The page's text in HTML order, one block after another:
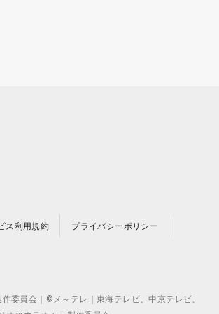
ス利用規約 プライバシーポリシー
委員会｜©メ～テレ｜東海テレビ、中京テレビ、